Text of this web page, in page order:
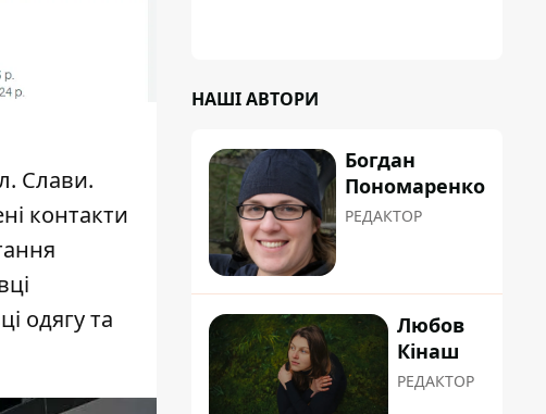
Слави.
контакти
одягу та
НАШІ АВТОРИ
Богдан
Пономаренко
РЕДАКТОР
Любов
Кінаш
РЕДАКТОР